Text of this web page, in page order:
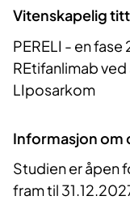
Vitenskapelig
PERELI - en
REtifanlimab
LIposarkom
Informasjon om
Studien er åpen
fram til